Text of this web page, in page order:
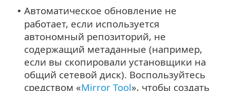
• Автоматическое обновление не
работает, если используется
автономный репозиторий, не
содержащий метаданные (например,
если вы скопировали установщики на
общий сетевой диск). Воспользуйтесь
средством «Mirror Tool», чтобы создать